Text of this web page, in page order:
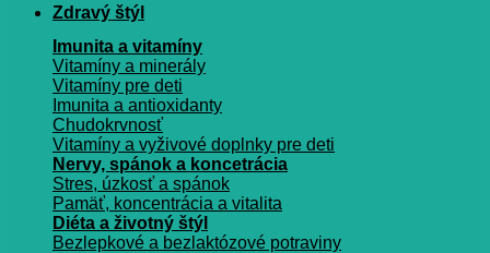
Zdravý štýl
Imunita a vitamíny
Vitamíny a minerály
Vitamíny pre deti
Imunita a antioxidanty
Chudokrvnosť
Vitamíny a vyživové doplnky pre deti
Nervy, spánok a koncetrácia
Stres, úzkosť a spánok
Pamäť, koncentrácia a vitalita
Diéta a životný štýl
Bezlepkové a bezlaktózové potraviny